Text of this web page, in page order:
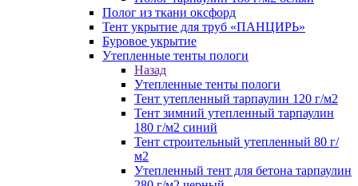
Полог из ткани оксфорд
Тент укрытие для труб «ПАНЦИРЬ»
Буровое укрытие
Утепленные тенты пологи
Назад
Утепленные тенты пологи
Тент утепленный тарпаулин 120 г/м2
Тент зимний утепленный тарпаулин
180 г/м2 синий
Тент строительный утепленный 80 г/
м2
Утепленный тент для бетона тарпаулин